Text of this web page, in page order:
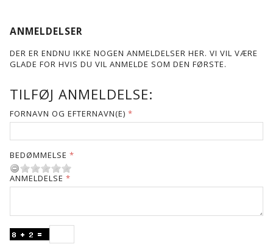
ANMELDELSER
DER ER ENDNU IKKE NOGEN ANMELDELSER HER. VI VIL VÆRE
GLADE FOR HVIS DU VIL ANMELDE SOM DEN FØRSTE.
TILFØJ ANMELDELSE:
FORNAVN OG EFTERNAVN(E)
BEDØMMELSE
ANMELDELSE